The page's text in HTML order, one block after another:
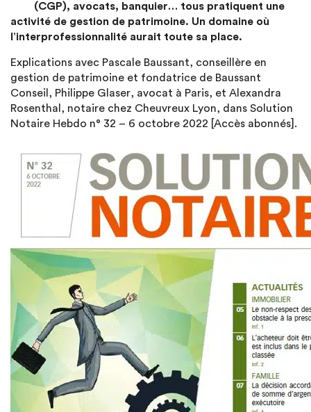
(CGP), avocats, banquier… tous pratiquent une
activité de gestion de patrimoine. Un domaine où
l’interprofessionnalité aurait toute sa place.
Explications avec Pascale Baussant, conseillère en
gestion de patrimoine et fondatrice de Baussant
Conseil, Philippe Glaser, avocat à Paris, et Alexandra
Rosenthal, notaire chez Cheuvreux Lyon, dans Solution
Notaire Hebdo n° 32 – 6 octobre 2022 [Accès abonnés].